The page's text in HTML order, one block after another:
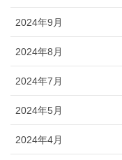
2024年9月
2024年8月
2024年7月
2024年5月
2024年4月